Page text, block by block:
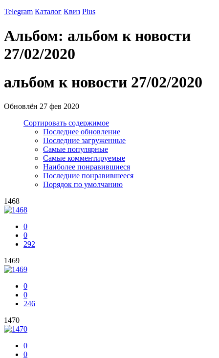
Telegram Каталог Квиз Plus
Альбом: альбом к новости
27/02/2020
альбом к новости 27/02/2020
Обновлён 27 фев 2020
Сортировать содержимое
Последнее обновление
Последние загруженные
Самые популярные
Самые комментируемые
Наиболее понравившиеся
Последние понравившееся
Порядок по умолчанию
1468
0
0
292
1469
0
0
246
1470
0
0